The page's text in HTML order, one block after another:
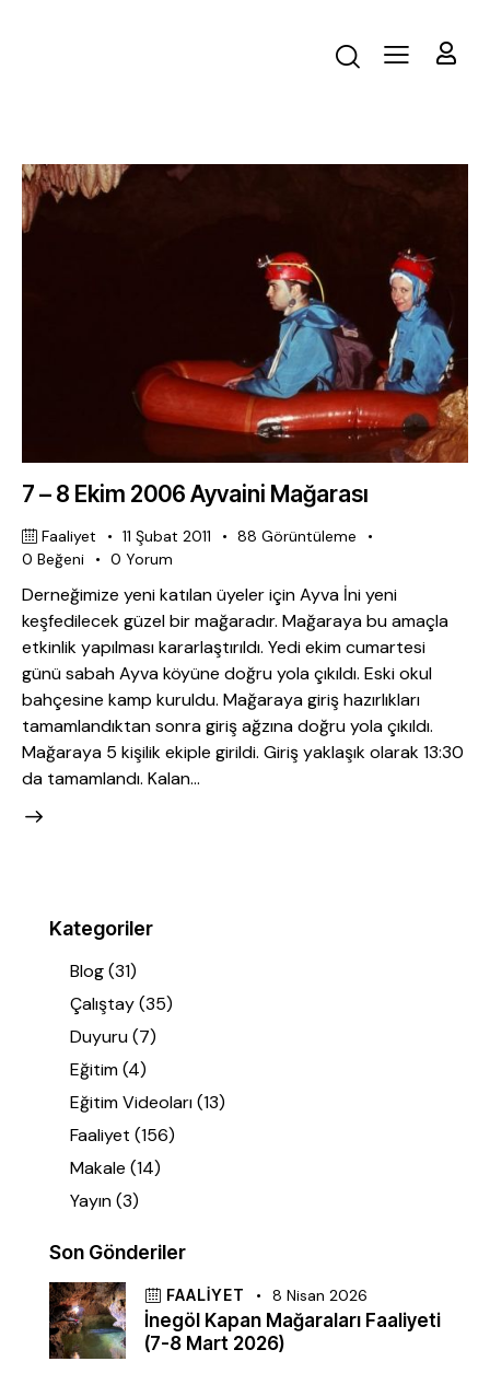
7 – 8 Ekim 2006 Ayvaini Mağarası
Faaliyet 11 Şubat 2011 88 Görüntüleme
0 Beğeni 0 Yorum
Derneğimize yeni katılan üyeler için Ayva İni yeni
keşfedilecek güzel bir mağaradır. Mağaraya bu amaçla
etkinlik yapılması kararlaştırıldı. Yedi ekim cumartesi
günü sabah Ayva köyüne doğru yola çıkıldı. Eski okul
bahçesine kamp kuruldu. Mağaraya giriş hazırlıkları
tamamlandıktan sonra giriş ağzına doğru yola çıkıldı.
Mağaraya 5 kişilik ekiple girildi. Giriş yaklaşık olarak 13:30
da tamamlandı. Kalan…
Kategoriler
Blog(31)
Çalıştay(35)
Duyuru(7)
Eğitim(4)
Eğitim Videoları(13)
Faaliyet (156)
Makale (14)
Yayın(3)
Son Gönderiler
FAALIYET 8 Nisan 2026
İnegöl Kapan Mağaraları Faaliyeti
(7-8 Mart 2026)